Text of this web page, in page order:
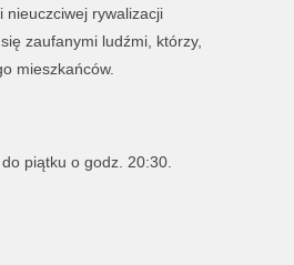
nieuczciwej rywalizacji
zaufanymi ludźmi, którzy,
mieszkańców.
piątku o godz. 20:30.